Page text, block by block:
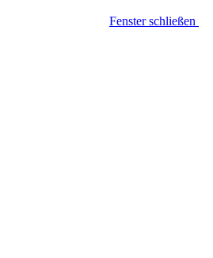
Fenster schließen